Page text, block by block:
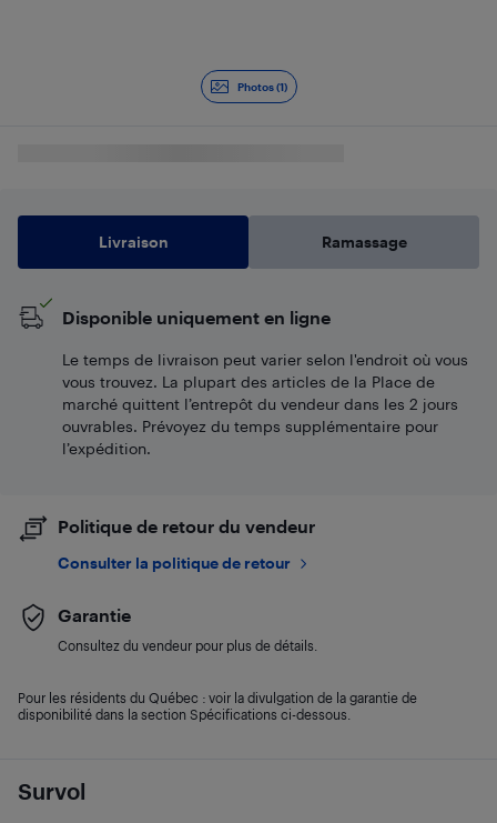
Photos (1)
Survol
Livraison Ramassage
Disponible uniquement en ligne
Le temps de livraison peut varier selon l'endroit où vous
vous trouvez. La plupart des articles de la Place de
marché quittent l’entrepôt du vendeur dans les 2 jours
ouvrables. Prévoyez du temps supplémentaire pour
l’expédition.
Politique de retour du vendeur
Consulter la politique de retour
Garantie
Consultez du vendeur pour plus de détails.
Pour les résidents du Québec : voir la divulgation de la garantie de
disponibilité dans la section Spécifications ci-dessous.